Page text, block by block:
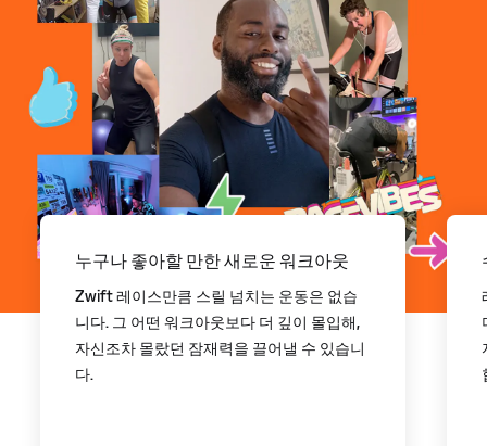
누구나 좋아할 만한 새로운 워크아웃
Zwift 레이스만큼 스릴 넘치는 운동은 없습
니다. 그 어떤 워크아웃보다 더 깊이 몰입해,
자신조차 몰랐던 잠재력을 끌어낼 수 있습니
다.